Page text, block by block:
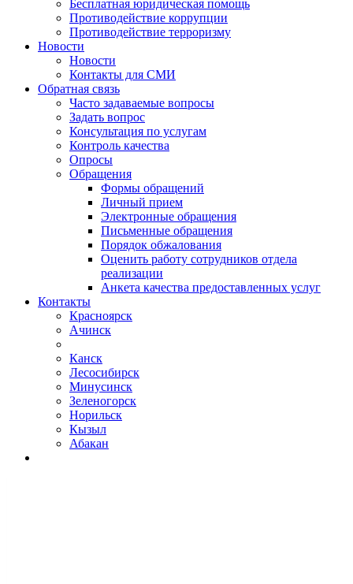
Бесплатная юридическая помощь
Противодействие коррупции
Противодействие терроризму
Новости
Новости
Контакты для СМИ
Обратная связь
Часто задаваемые вопросы
Задать вопрос
Консультация по услугам
Контроль качества
Опросы
Обращения
Формы обращений
Личный прием
Электронные обращения
Письменные обращения
Порядок обжалования
Оценить работу сотрудников отдела
реализации
Анкета качества предоставленных услуг
Контакты
Красноярск
Ачинск
Канск
Лесосибирск
Минусинск
Зеленогорск
Норильск
Кызыл
Абакан